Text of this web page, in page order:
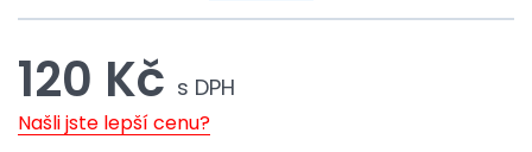
120 Kč s DPH
Našli jste lepší cenu?